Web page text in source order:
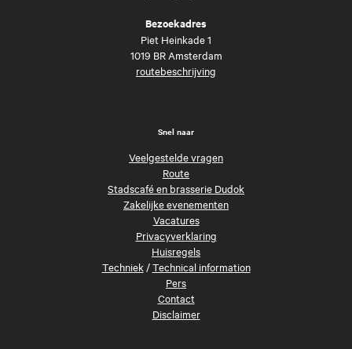
Bezoekadres
Piet Heinkade 1
1019 BR Amsterdam
routebeschrijving
Snel naar
Veelgestelde vragen
Route
Stadscafé en brasserie Dudok
Zakelijke evenementen
Vacatures
Privacyverklaring
Huisregels
Techniek/Technical information
Pers
Contact
Disclaimer